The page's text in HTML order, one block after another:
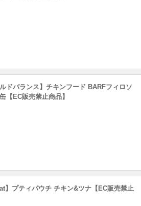
ルドバランス】チキンフード BARFフィロソ
【EC販売禁止商品】
】プティパウチ チキン&ツナ【EC販売禁止